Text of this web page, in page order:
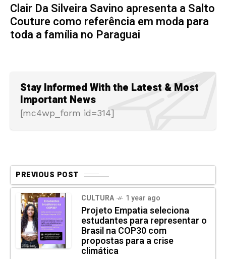
Clair Da Silveira Savino apresenta a Salto
Couture como referência em moda para
toda a família no Paraguai
Stay Informed With the Latest & Most
Important News
[mc4wp_form id=314]
PREVIOUS POST
CULTURA 1 year ago
Projeto Empatia seleciona
estudantes para representar o
Brasil na COP30 com
propostas para a crise
climática